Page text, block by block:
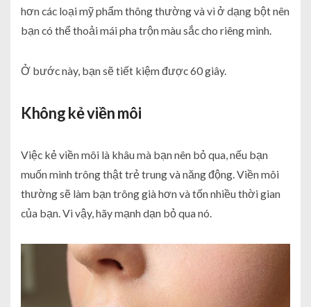
hơn các loại mỹ phẩm thông thường và vì ở dạng bột nên
bạn có thể thoải mái pha trộn màu sắc cho riêng mình.
Ở bước này, bạn sẽ tiết kiệm được 60 giây.
Không kẻ viền môi
Việc kẻ viền môi là khâu mà bạn nên bỏ qua, nếu bạn
muốn mình trông thật trẻ trung và năng động. Viền môi
thường sẽ làm bạn trông già hơn và tốn nhiều thời gian
của bạn. Vì vậy, hãy mạnh dạn bỏ qua nó.